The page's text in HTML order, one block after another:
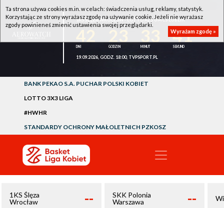
1KS ŚLĘZA WROCŁAW - LOTTO AZS UMCS LUBLIN
41
19.09.2026, GODZ. 18:00, TVPSPORT.PL
BANK PEKAO S.A. PUCHAR POLSKI KOBIET
LOTTO 3X3 LIGA
#HWHR
STANDARDY OCHRONY MAŁOLETNICH PZKOSZ
1KS Ślęza
Wrocław
--
SKK Polonia
Warszawa
--
Ta strona używa cookies m.in. w celach: świadczenia usług, reklamy, statystyk.
Korzystając ze strony wyrażasz zgodę na używanie cookie. Jeżeli nie wyrażasz
zgody powinieneś zmienić ustawienia swojej przeglądarki.
Wyrażam zgodę »